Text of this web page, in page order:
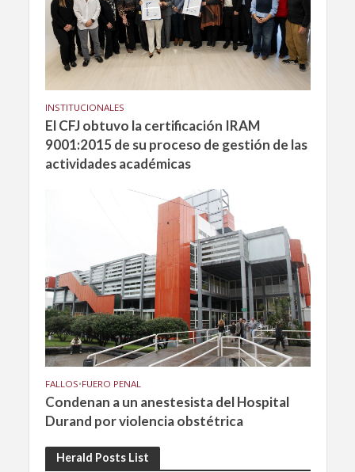
INSTITUCIONALES
El CFJ obtuvo la certificación IRAM
9001:2015 de su proceso de gestión de las
actividades académicas
FALLOS•FUERO PENAL
Condenan a un anestesista del Hospital
Durand por violencia obstétrica
Herald Posts List